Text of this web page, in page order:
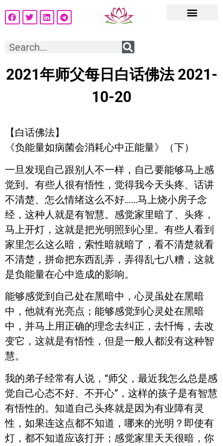
2021年师父每日白话佛法 2021-
10-20
【白话佛法】
《负能量如病菌会消耗心中正能量》（下）
一旦发现自己跟别人不一样，自己要能够马上感
觉到。有些人很有悟性，觉得我今天头疼、话讲
不清楚、怎么情绪这么不好……马上烧小房子念
经，这种人就是有智慧。感觉家里暗了、头疼，
马上开灯，这就是把光明照到心里。有些人看到
家里怎么这么暗，索性暗就暗了，看不清楚就看
不清楚，拼命把东西乱弄，弄得乱七八糟，这就
是负能量在心中造成的影响。
能够感觉到自己处在黑暗中，心灵虽处在黑暗
中，他就有光亮点；能够感觉到心灵处在黑暗
中，并马上用正确的理念去纠正，去忏悔，去改
变它，这就是有悟性，但是一般人都没有这种智
慧。
我的弟子经常有人说，“师父，最近我怎么总是感
觉自己心态不好、不开心”，这样的孩子是有智慧
有悟性的。知道自己头疼就是因为有业障有灵
性，如果连这点都不知道，哪来的光明？即使有
灯，都不知道应该打开；感觉家里天天很暗，你